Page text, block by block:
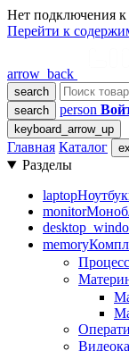
Нет подключения к
Перейти к
arrow_back
search
search
person
keyboard_arrow_up
Главная Каталог
Разделы
laptop
monitor
memory